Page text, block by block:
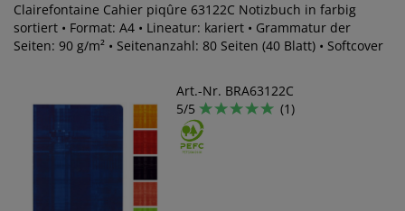
Clairefontaine Cahier piqûre 63122C Notizbuch in farbig
sortiert • Format: A4 • Lineatur: kariert • Grammatur der
Seiten: 90 g/m² • Seitenanzahl: 80 Seiten (40 Blatt) • Softcover
Art.-Nr. BRA63122C
5/5
(1)